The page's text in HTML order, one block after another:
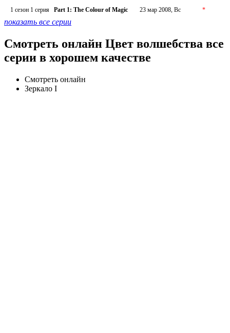
1 сезон 1 серия
Part 1: The Colour of Magic 23 мар 2008, Вс *
показать все серии
Смотреть онлайн Цвет волшебства все
серии в хорошем качестве
Смотреть онлайн
Зеркало I